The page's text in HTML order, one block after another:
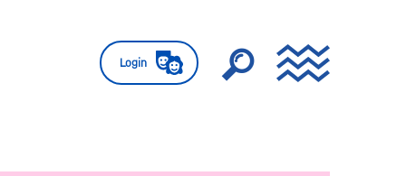
Login